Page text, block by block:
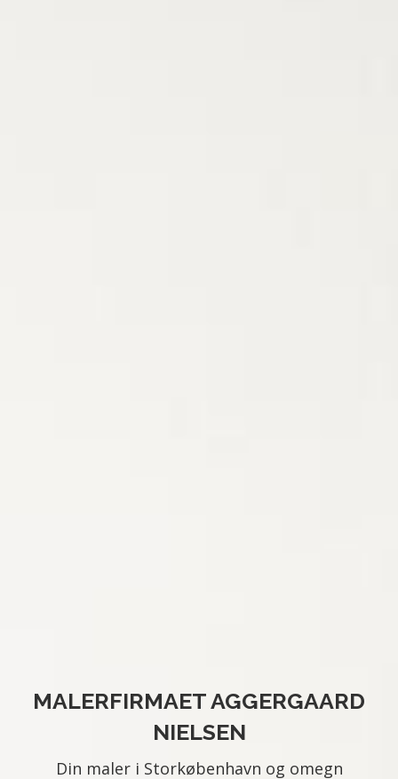
MALERFIRMAET AGGERGAARD
NIELSEN
Din maler i Storkøbenhavn og omegn